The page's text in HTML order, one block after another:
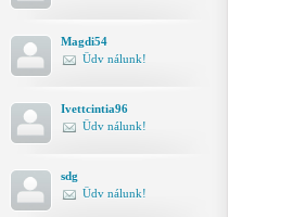
Magdi54
Üdv nálunk!
Ivettcintia96
Üdv nálunk!
sdg
Üdv nálunk!